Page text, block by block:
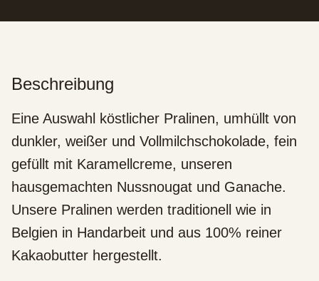
Beschreibung
Eine Auswahl köstlicher Pralinen, umhüllt von
dunkler, weißer und Vollmilchschokolade, fein
gefüllt mit Karamellcreme, unseren
hausgemachten Nussnougat und Ganache.
Unsere Pralinen werden traditionell wie in
Belgien in Handarbeit und aus 100% reiner
Kakaobutter hergestellt.